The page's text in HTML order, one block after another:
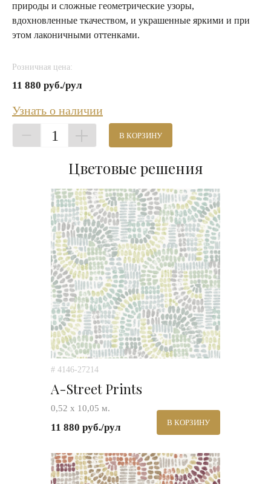
природы и сложные геометрические узоры,
вдохновленные ткачеством, и украшенные яркими и при
этом лаконичными оттенками.
Розничная цена:
11 880 руб./рул
Узнать о наличии
1 В КОРЗИНУ
Цветовые решения
# 4146-27214
A-Street Prints
0,52 х 10,05 м.
11 880 руб./рул В КОРЗИНУ